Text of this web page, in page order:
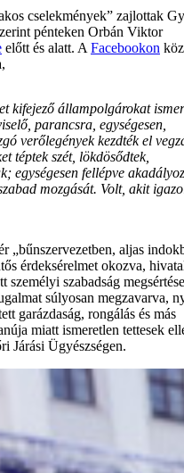
cselekmények” zajlottak
pénteken Orbán Viktor
előtt és alatt. A Facebookon
kifejező állampolgárokat
parancsra, egységesen,
verőlegények kezdték el
téptek szét, lökdösődtek,
egységesen fellépve
mozgását. Volt, akit
„bűnszervezetben, aljas
érdeksérelmet okozva,
személyi szabadság
súlyosan megzavarva,
garázdaság, rongálás és más
miatt ismeretlen tettesek
Járási Ügyészségen.